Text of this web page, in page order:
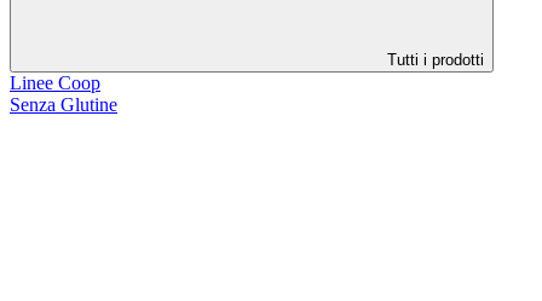
Tutti i prodotti
Linee Coop
Senza Glutine